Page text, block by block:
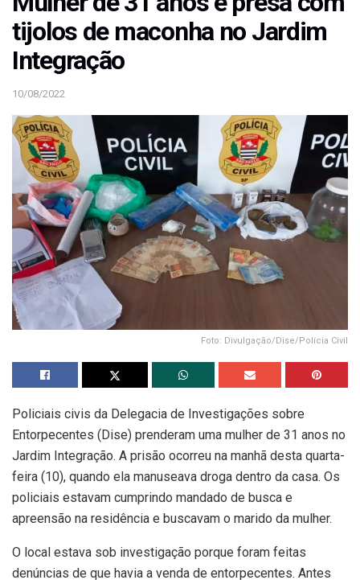
tijolos de maconha no Jardim
Integração
10/08/2022
Foto: Divulgação/Dise/Polícia Civil
Policiais civis da Delegacia de Investigações sobre
Entorpecentes (Dise) prenderam uma mulher de 31 anos no
Jardim Integração. A prisão ocorreu na manhã desta quarta-
feira (10), quando ela manuseava droga dentro da casa. Os
policiais estavam cumprindo mandado de busca e
apreensão na residência e buscavam o marido da mulher.
O local estava sob investigação porque foram feitas
denúncias de que havia a venda de entorpecentes. Antes